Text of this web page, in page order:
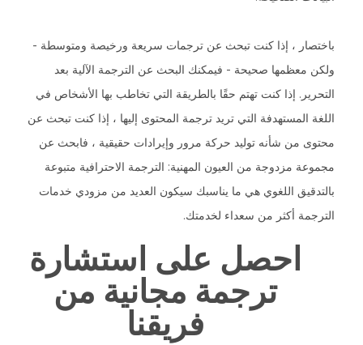
باختصار ، إذا كنت تبحث عن ترجمات سريعة ورخيصة ومتوسطة -
ولكن معظمها صحيحة - فيمكنك البحث عن الترجمة الآلية بعد
التحرير. إذا كنت تهتم حقًا بالطريقة التي تخاطب بها الأشخاص في
اللغة المستهدفة التي تريد ترجمة المحتوى إليها ، إذا كنت تبحث عن
محتوى من شأنه توليد حركة مرور وإيرادات حقيقية ، فابحث عن
مجموعة مزدوجة من العيون المهنية: الترجمة الاحترافية متبوعة
بالتدقيق اللغوي هي ما يناسبك سيكون العديد من مزودي خدمات
الترجمة أكثر من سعداء لخدمتك.
احصل على استشارة
ترجمة مجانية من
فريقنا